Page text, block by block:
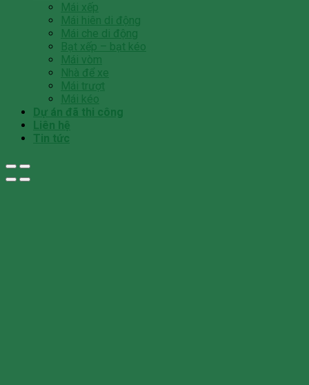
Mái xếp
Mái hiên di động
Mái che di động
Bạt xếp – bạt kéo
Mái vòm
Nhà để xe
Mái trượt
Mái kéo
Dự án đã thi công
Liên hệ
Tin tức